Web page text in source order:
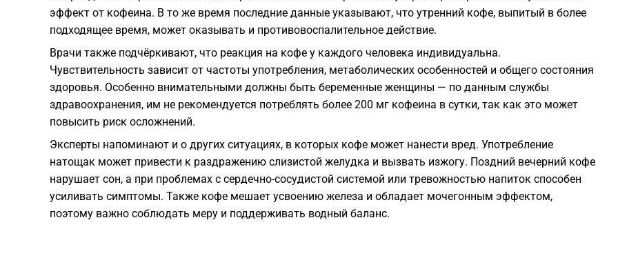
эффект от кофеина. В то же время последние данные указывают, что утренний кофе, выпитый в более
подходящее время, может оказывать и противовоспалительное действие.
Врачи также подчёркивают, что реакция на кофе у каждого человека индивидуальна.
Чувствительность зависит от частоты употребления, метаболических особенностей и общего состояния
здоровья. Особенно внимательными должны быть беременные женщины — по данным службы
здравоохранения, им не рекомендуется потреблять более 200 мг кофеина в сутки, так как это может
повысить риск осложнений.
Эксперты напоминают и о других ситуациях, в которых кофе может нанести вред. Употребление
натощак может привести к раздражению слизистой желудка и вызвать изжогу. Поздний вечерний кофе
нарушает сон, а при проблемах с сердечно-сосудистой системой или тревожностью напиток способен
усиливать симптомы. Также кофе мешает усвоению железа и обладает мочегонным эффектом,
поэтому важно соблюдать меру и поддерживать водный баланс.